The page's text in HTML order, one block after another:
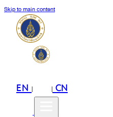
Skip to main content
EN| |CN